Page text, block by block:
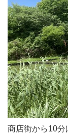
商店街から10分